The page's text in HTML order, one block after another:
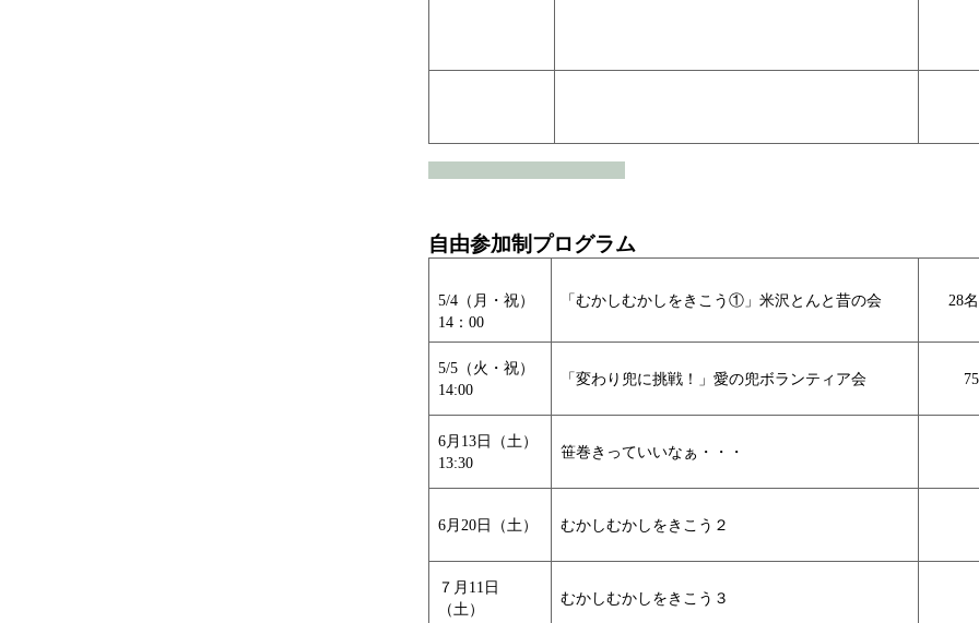
自由参加制プログラム
5/4（月・祝）
14：00
「むかしむかしをきこう①」米沢とんと昔の会 28
5/5（火・祝）
14:00
「変わり兜に挑戦！」愛の兜ボランティア会
6月13日（土）
13:30
笹巻きっていいなぁ・・・
6月20日（土） むかしむかしをきこう２
７月11日
（土）
むかしむかしをきこう３